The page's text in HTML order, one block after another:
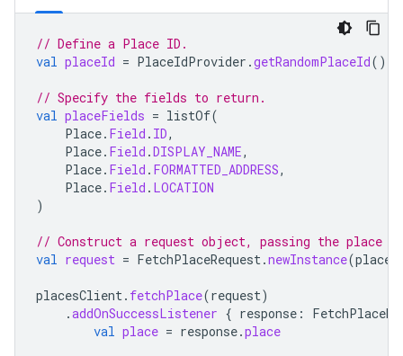
// Define a Place ID.
val placeId = PlaceIdProvider .getRandomPlaceId()
// Specify the fields to return.
val placeFields = listOf(
Place. Field . ID,
Place. Field .DISPLAY_NAME,
Place. Field . FORMATTED_ADDRESS,
Place. Field . LOCATION
)
// Construct a request object, passing the place
val request = FetchPlaceRequest.newInstance(
placesClient. fetchPlace(request)
.addOnSuccessListener { response :
val place = response.place